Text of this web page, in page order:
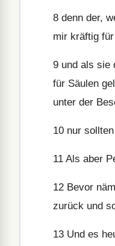
8 denn der,
mir kräftig
9 und als sie
für Säulen
unter der
10 nur
11 Als aber
12 Bevor
zurück und
13 Und es